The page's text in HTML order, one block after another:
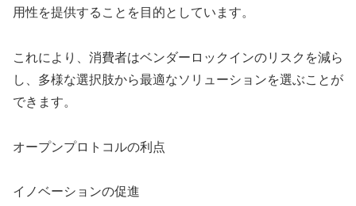
用性を提供することを目的としています。
これにより、消費者はベンダーロックインのリスクを減ら
し、多様な選択肢から最適なソリューションを選ぶことが
できます。
オープンプロトコルの利点
イノベーションの促進